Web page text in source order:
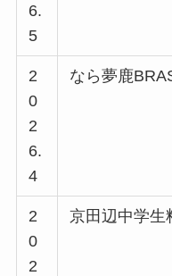
6.
5
2
0
2
6.
4
なら夢鹿
2
0
2
京田辺中学生